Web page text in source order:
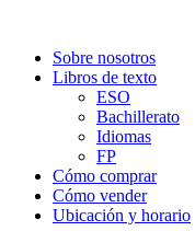
Sobre nosotros
Libros de texto
ESO
Bachillerato
Idiomas
FP
Cómo comprar
Cómo vender
Ubicación y horario